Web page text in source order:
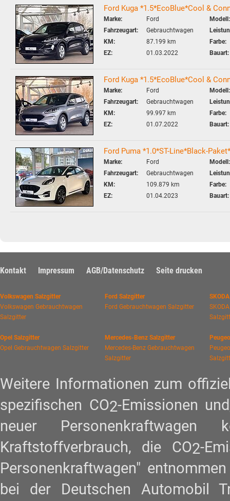
Ford Kuga *1.5*EcoBlue*Cool &
Marke:
Ford
Fahrzeugart:
Gebrauchtwagen
KM:
87.199 km
EZ:
01.03.2022
Modell:
Farbe:
Bauart:
Ford Kuga *1.5*EcoBlue*Cool &
Marke:
Ford
Fahrzeugart:
Gebrauchtwagen
KM:
99.997 km
EZ:
01.07.2022
Modell:
Farbe:
Bauart:
Ford Puma *1.0*ST-Line*Black-
Marke:
Ford
Fahrzeugart:
Gebrauchtwagen
KM:
109.879 km
EZ:
01.04.2023
Modell:
Farbe:
Bauart:
Kontakt Impressum AGB/Datenschutz Seite drucken
Volkswagen Salzgitter
Volkswagen Gebrauchtwagen
Salzgitter
Ford Salzgitter
Ford Gebrauchtwagen Salzgitter
Opel Salzgitter
Opel Gebrauchtwagen Salzgitter
Mercedes-Benz Salzgitter
Mercedes-Benz Gebrauchtwagen
Salzgitter
Weitere Informationen zum
spezifischen CO2-Emissionen
neuer
Kraftstoffverbrauch, die CO2-
Personenkraftwagen"
bei der Deutschen Automobil